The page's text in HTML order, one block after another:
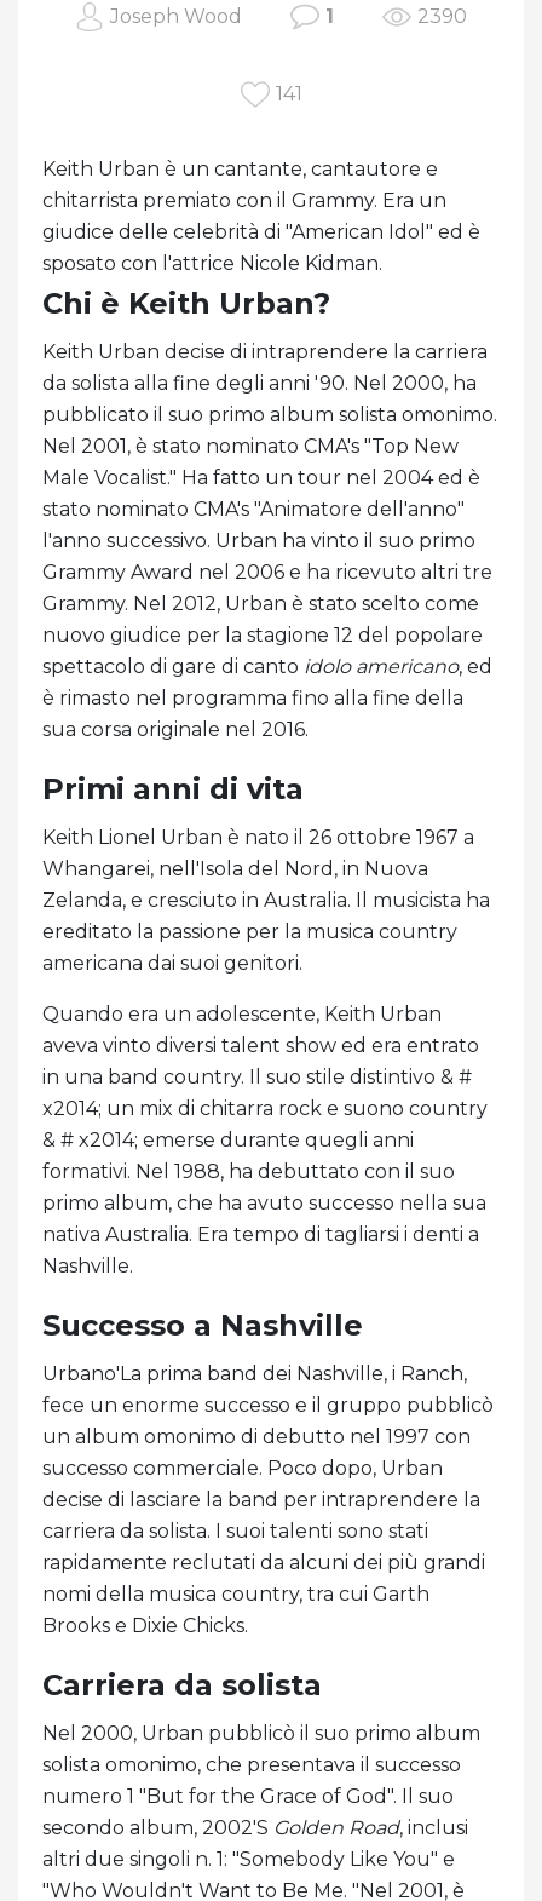
Joseph Wood 1 2390
141
Keith Urban è un cantante, cantautore e
chitarrista premiato con il Grammy. Era un
giudice delle celebrità di "American Idol" ed è
sposato con l'attrice Nicole Kidman.
Chi è Keith Urban?
Keith Urban decise di intraprendere la carriera
da solista alla fine degli anni '90. Nel 2000, ha
pubblicato il suo primo album solista omonimo.
Nel 2001, è stato nominato CMA's "Top New
Male Vocalist." Ha fatto un tour nel 2004 ed è
stato nominato CMA's "Animatore dell'anno"
l'anno successivo. Urban ha vinto il suo primo
Grammy Award nel 2006 e ha ricevuto altri tre
Grammy. Nel 2012, Urban è stato scelto come
nuovo giudice per la stagione 12 del popolare
spettacolo di gare di canto idolo americano, ed
è rimasto nel programma fino alla fine della
sua corsa originale nel 2016.
Primi anni di vita
Keith Lionel Urban è nato il 26 ottobre 1967 a
Whangarei, nell'Isola del Nord, in Nuova
Zelanda, e cresciuto in Australia. Il musicista ha
ereditato la passione per la musica country
americana dai suoi genitori.
Quando era un adolescente, Keith Urban
aveva vinto diversi talent show ed era entrato
in una band country. Il suo stile distintivo & #
x2014; un mix di chitarra rock e suono country
& # x2014; emerse durante quegli anni
formativi. Nel 1988, ha debuttato con il suo
primo album, che ha avuto successo nella sua
nativa Australia. Era tempo di tagliarsi i denti a
Nashville.
Successo a Nashville
Urbano'La prima band dei Nashville, i Ranch,
fece un enorme successo e il gruppo pubblicò
un album omonimo di debutto nel 1997 con
successo commerciale. Poco dopo, Urban
decise di lasciare la band per intraprendere la
carriera da solista. I suoi talenti sono stati
rapidamente reclutati da alcuni dei più grandi
nomi della musica country, tra cui Garth
Brooks e Dixie Chicks.
Carriera da solista
Nel 2000, Urban pubblicò il suo primo album
solista omonimo, che presentava il successo
numero 1 "But for the Grace of God". Il suo
secondo album, 2002'S Golden Road, inclusi
altri due singoli n. 1: "Somebody Like You" e
"Who Wouldn't Want to Be Me. "Nel 2001, è